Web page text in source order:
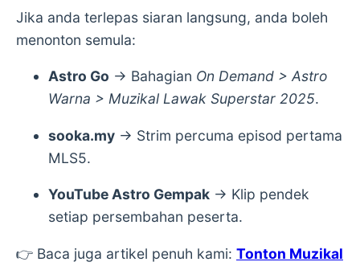
Jika anda terlepas siaran langsung, anda boleh
menonton semula:
Astro Go → Bahagian On Demand > Astro
Warna > Muzikal Lawak Superstar 2025.
sooka.my → Strim percuma episod pertama
MLS5.
YouTube Astro Gempak → Klip pendek
setiap persembahan peserta.
👉 Baca juga artikel penuh kami: Tonton Muzikal